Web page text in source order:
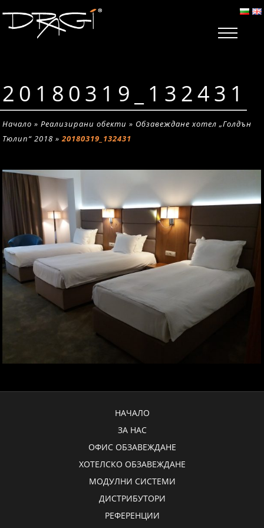
20180319_132431
Начало »Реализирани обекти » Обзавеждане хотел „Голдън
Тюлип“ 2018 »20180319_132431
НАЧАЛО
ЗА НАС
ОФИС ОБЗАВЕЖДАНЕ
ХОТЕЛСКО ОБЗАВЕЖДАНЕ
МОДУЛНИ СИСТЕМИ
ДИСТРИБУТОРИ
РЕФЕРЕНЦИИ